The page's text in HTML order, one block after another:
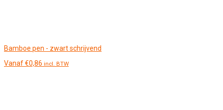
Bamboe pen - zwart schrijvend
Vanaf€0,86 incl. BTW